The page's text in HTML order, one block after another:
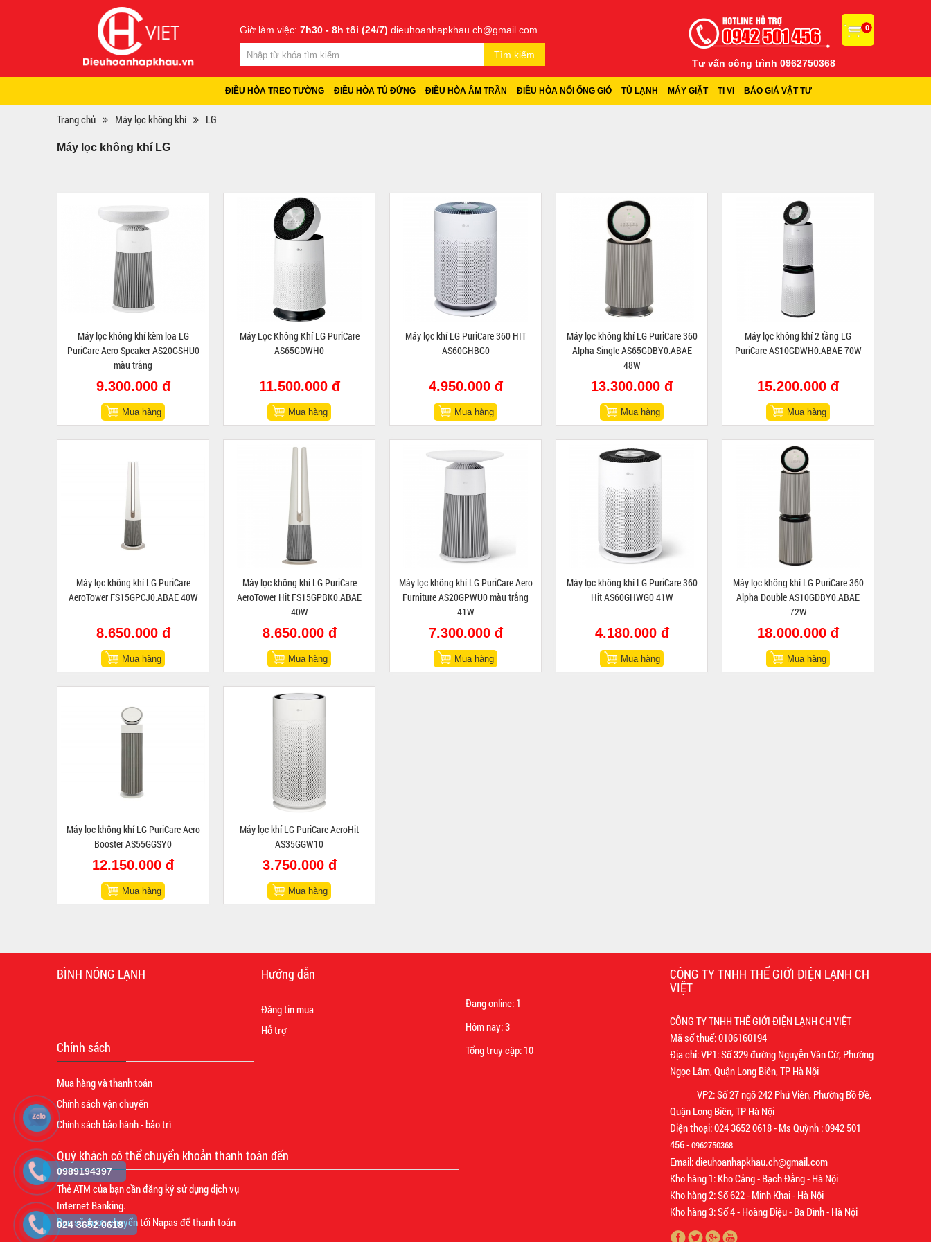
Giờ làm việc: 7h30 - 8h tối (24/7) dieuhoanhapkhau.ch@gmail.com
Tìm kiếm
0
Tư vấn công trình 0962750368
ĐIỀU HÒA TREO TƯỜNG ĐIỀU HÒA TỦ ĐỨNG ĐIỀU HÒA ÂM TRẦN ĐIỀU HÒA NỐI ỐNG GIÓ TỦ LẠNH MÁY GIẶT TI VI BÁO GIÁ VẬT TƯ
Trang chủ Máy lọc không khí LG
Máy lọc không khí LG
Máy lọc không khí kèm loa LG
PuriCare Aero Speaker AS20GSHU0
màu trắng
9.300.000 đ
Mua hàng
Máy Lọc Không Khí LG PuriCare
AS65GDWH0
11.500.000 đ
Mua hàng
Máy lọc khí LG PuriCare 360 HIT
AS60GHBG0
4.950.000 đ
Mua hàng
Máy lọc không khí LG PuriCare 360
Alpha Single AS65GDBY0.ABAE
48W
13.300.000 đ
Mua hàng
Máy lọc không khí 2 tầng LG
PuriCare AS10GDWH0.ABAE 70W
15.200.000 đ
Mua hàng
Máy lọc không khí LG PuriCare
AeroTower FS15GPCJ0.ABAE 40W
8.650.000 đ
Mua hàng
Máy lọc không khí LG PuriCare
AeroTower Hit FS15GPBK0.ABAE
40W
8.650.000 đ
Mua hàng
Máy lọc không khí LG PuriCare Aero
Furniture AS20GPWU0 màu trắng
41W
7.300.000 đ
Mua hàng
Máy lọc không khí LG PuriCare 360
Hit AS60GHWG0 41W
4.180.000 đ
Mua hàng
Máy lọc không khí LG PuriCare 360
Alpha Double AS10GDBY0.ABAE
72W
18.000.000 đ
Mua hàng
Máy lọc không khí LG PuriCare Aero
Booster AS55GGSY0
12.150.000 đ
Mua hàng
Máy lọc khí LG PuriCare AeroHit
AS35GGW10
3.750.000 đ
Mua hàng
BÌNH NÓNG LẠNH Hướng dẫn
Đăng tin mua
Hỗ trợ
Chính sách
Mua hàng và thanh toán
Chính sách vận chuyển
Chính sách bảo hành - bảo trì
Quý khách có thể chuyển khoản thanh toán đến
Thẻ ATM của bạn cần đăng ký sử dụng dịch vụ
Internet Banking.
Bạn sẽ được chuyển tới Napas để thanh toán
Đang online: 1
Hôm nay:3
Tổng truy cập: 10
CÔNG TY TNHH THẾ GIỚI ĐIỆN LẠNH CH
VIỆT
CÔNG TY TNHH THẾ GIỚI ĐIỆN LẠNH CH VIỆT
Mã số thuế: 0106160194
Địa chỉ: VP1: Số 329 đường Nguyễn Văn Cừ, Phường
Ngọc Lâm, Quận Long Biên, TP Hà Nội
VP2: Số 27 ngõ 242 Phú Viên, Phường Bồ Đề,
Quận Long Biên, TP Hà Nội
Điện thoại: 024 3652 0618 - Ms Quỳnh : 0942 501
456 -0962750368
Email: dieuhoanhapkhau.ch@gmail.com
Kho hàng 1: Kho Cảng - Bạch Đằng - Hà Nội
Kho hàng 2: Số 622 - Minh Khai - Hà Nội
Kho hàng 3: Số 4 - Hoàng Diệu - Ba Đình - Hà Nội
0989194397
024 3652 0618